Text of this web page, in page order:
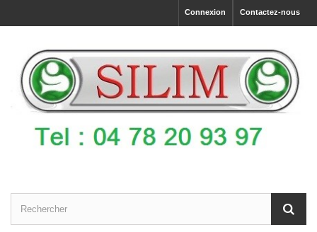
Contactez-nous
Connexion